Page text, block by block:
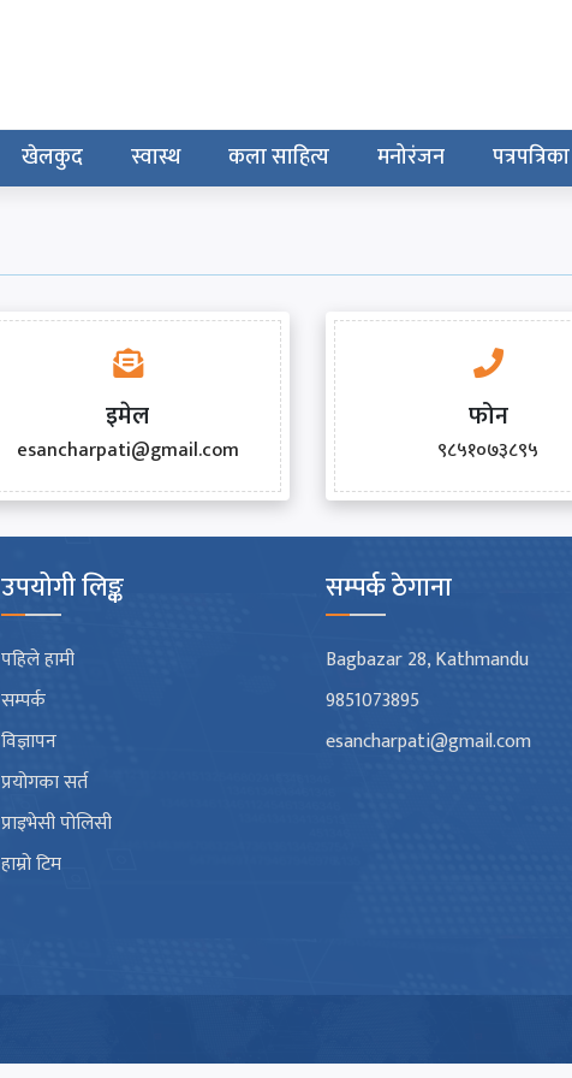
खेलकुद स्वास्थ कला साहित्य मनोरंजन पत्रपत्रिका
इमेल
esancharpati@gmail.com
फोन
९८५१०७३८९५
उपयोगी लिङ्क
पहिले हामी
सम्पर्क
विज्ञापन
प्रयोगका सर्त
प्राइभेसी पोलिसी
हाम्रो टिम
सम्पर्क ठेगाना
Bagbazar 28, Kathmandu
9851073895
esancharpati@gmail.com